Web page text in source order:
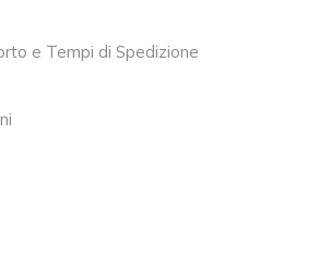
e Tempi di Spedizione